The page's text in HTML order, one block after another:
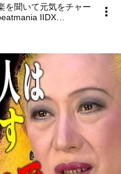
を聞いて元気をチャー
IIDX